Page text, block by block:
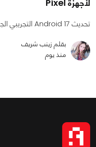
لأجهزة Pixel
تحديث Android 17 التجريبي الجديد 🤖
بقلم زينب شريف
منذ يوم